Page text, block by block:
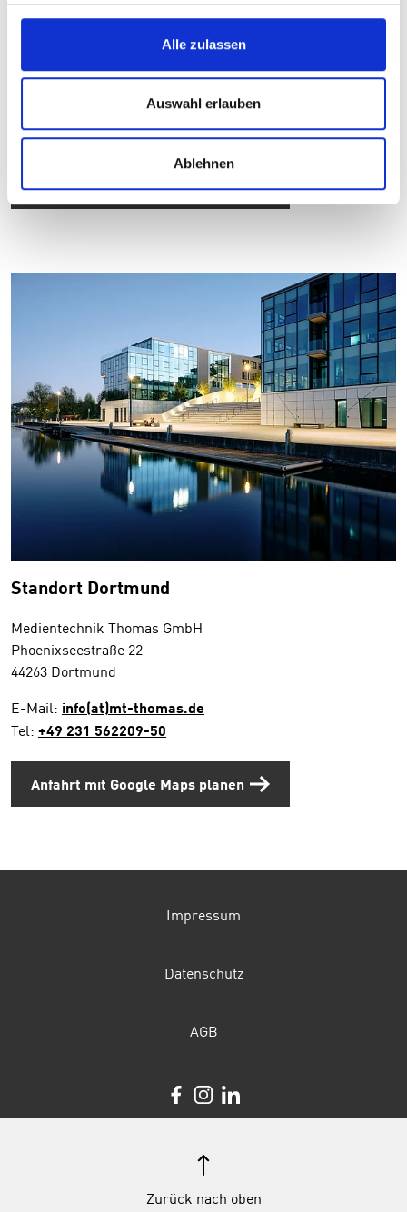
Alle zulassen
Auswahl erlauben
Ablehnen
57074 Siegen
info(at)mt-thomas.de
Tel:+49 271 384634-0
Anfahrt mit Google Maps planen
Standort Dortmund
Medientechnik Thomas GmbH
Phoenixseestraße 22
44263 Dortmund
E-Mail: info(at)mt-thomas.de
Tel: +49 231 562209-50
Anfahrt mit Google Maps planen
Impressum
Datenschutz
AGB
Zurück nach oben